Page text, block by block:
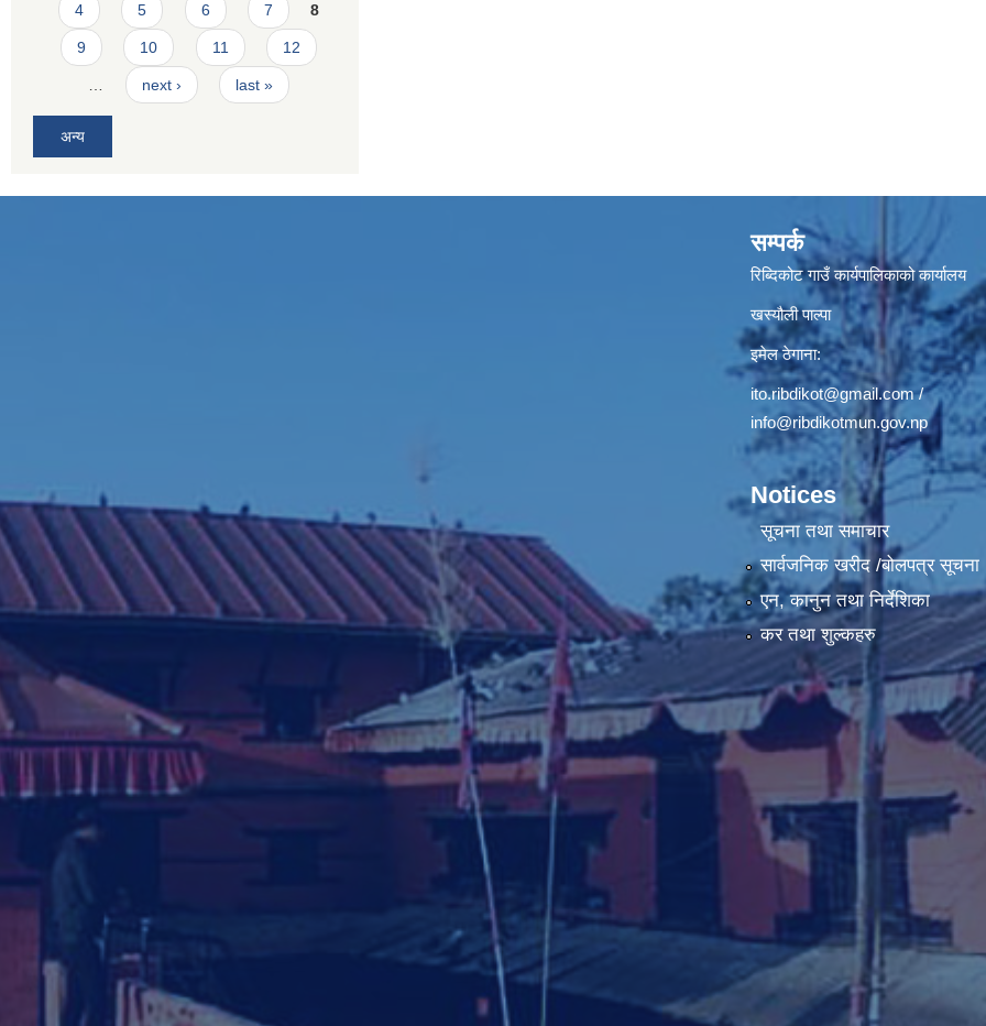
4 5 6 7 8
9 10 11 12
next › last »
अन्य
सम्पर्क
रिब्दिकोट गाउँ कार्यपालिकाको कार्यालय
खस्यौली पाल्पा
इमेल ठेगाना:
ito.ribdikot@gmail.com/
info@ribdikotmun.gov.np
Notices
सूचना तथा समाचार
सार्वजनिक खरीद /बोलपत्र सूचना
एन, कानुन तथा निर्देशिका
कर तथा शुल्कहरु